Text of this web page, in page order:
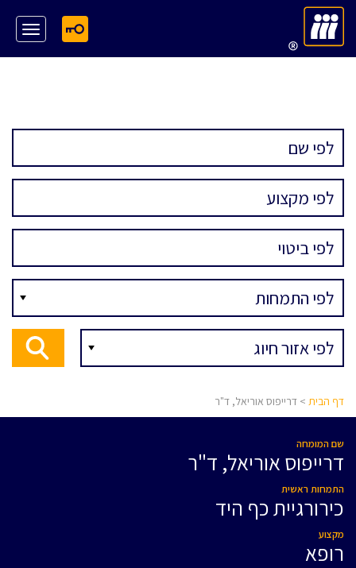
דף הבית > דרייפוס אוריאל, ד"ר
שם המומחה
דרייפוס אוריאל, ד"ר
התמחות ראשית
כירורגיית כף היד
מקצוע
רופא